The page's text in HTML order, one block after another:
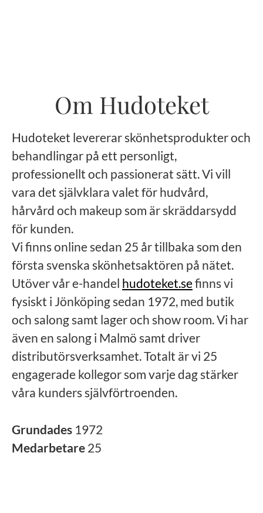
Om Hudoteket
Hudoteket levererar skönhetsprodukter och
behandlingar på ett personligt,
professionellt och passionerat sätt. Vi vill
vara det självklara valet för hudvård,
hårvård och makeup som är skräddarsydd
för kunden.
Vi finns online sedan 25 år tillbaka som den
första svenska skönhetsaktören på nätet.
Utöver vår e-handel hudoteket.sefinns vi
fysiskt i Jönköping sedan 1972, med butik
och salong samt lager och show room. Vi har
även en salong i Malmö samt driver
distributörsverksamhet. Totalt är vi 25
engagerade kollegor som varje dag stärker
våra kunders självförtroenden.
Grundades 1972
Medarbetare 25